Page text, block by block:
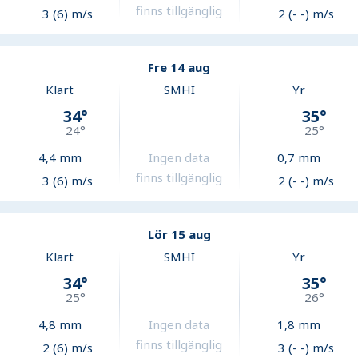
3 (6) m/s
finns tillgänglig
2 (- -) m/s
Fre 14 aug
Klart
34°
24°
4,4mm
3 (6) m/s
SMHI
Ingen data
finns tillgänglig
Yr
35°
25°
0,7 mm
2 (- -) m/s
Lör 15 aug
Klart
34°
25°
4,8 mm
2 (6) m/s
SMHI
Ingen data
finns tillgänglig
Yr
35°
26°
1,8 mm
3 (- -) m/s